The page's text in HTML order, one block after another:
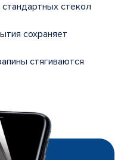
стекол
сохраняет
стягиваются